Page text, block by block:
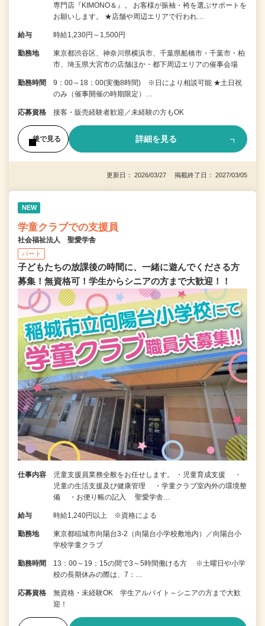
専門店『KIMONO＆』。 お客様が振袖・袴を選ぶサポートを
お願いします。 ★店舗や周辺エリアで行われ…
給与 時給1,230円～1,500円
勤務地
東京都渋谷区、神奈川県横浜市、千葉県船橋市・千葉市・柏
市、埼玉県大宮市の店舗ほか・都下周辺エリアの催事会場
勤務時間
9：00～18：00(実働8時間) ※日により相談可能 ★土日祝
のみ（催事開催の時期限定）…
応募資格 接客・販売経験者歓迎／未経験の方もOK
後で見る 詳細を見る
更新日： 2026/03/27 掲載終了日： 2027/03/05
NEW
学童クラブでの支援員
社会福祉法人 聖愛学舎
パート
子どもたちの放課後の時間に、一緒に遊んでくださる方
募集！無資格可！学生からシニアの方まで大歓迎！！
仕事内容
児童支援員業務全般をお任せします。 ・児童育成支援 ・
児童の生活支援及び健康管理 ・学童クラブ室内外の環境整
備 ・お便り帳の記入 聖愛学舎…
給与 時給1,240円以上 ※資格による
勤務地
東京都稲城市向陽台3-2（向陽台小学校敷地内）／向陽台小
学校学童クラブ
勤務時間
13：00～19：15の間で3～5時間働ける方 ※土曜日や小学
校の長期休みの際は、7：…
応募資格
無資格・未経験OK 学生アルバイト～シニアの方まで大歓
迎！